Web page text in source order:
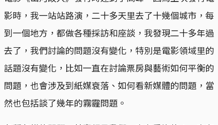
影時，我一站站路演，二十多天里去了十幾個城市，每
到一個地方，都做各種採訪和座談，我發現二十多年過
去了，我們討論的問題沒有變化，特別是電影領域里的
話題沒有變化，比如一直在討論票房與藝術如何平衡的
問題，也會涉及到紙媒衰落、如何看新媒體的問題，當
然也包括談了幾年的霧霾問題。